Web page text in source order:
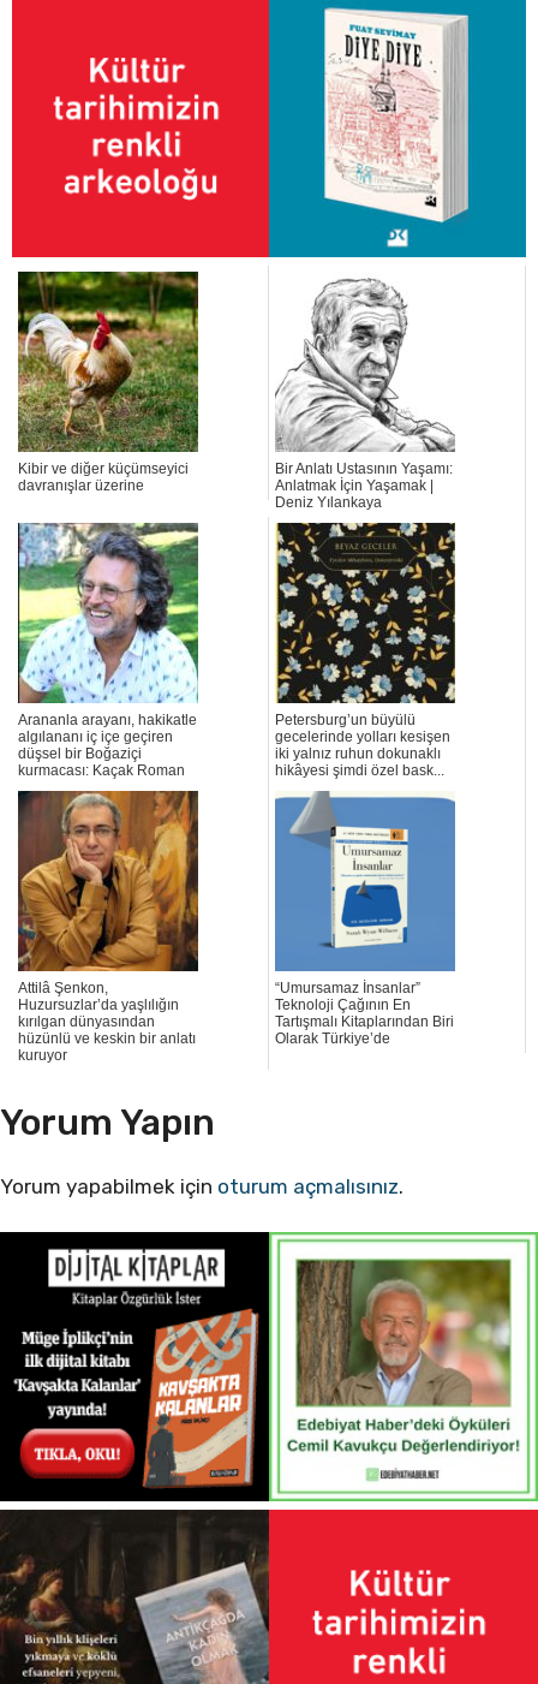
Kibir ve diğer küçümseyici
davranışlar üzerine
Bir Anlatı Ustasının Yaşamı:
Anlatmak İçin Yaşamak |
Deniz Yılankaya
Arananla arayanı, hakikatle
algılananı iç içe geçiren
düşsel bir Boğaziçi
kurmacası: Kaçak Roman
Petersburg’un büyülü
gecelerinde yolları kesişen
iki yalnız ruhun dokunaklı
hikâyesi şimdi özel bask...
Attilâ Şenkon,
Huzursuzlar’da yaşlılığın
kırılgan dünyasından
hüzünlü ve keskin bir anlatı
kuruyor
“Umursamaz İnsanlar”
Teknoloji Çağının En
Tartışmalı Kitaplarından Biri
Olarak Türkiye’de
Yorum Yapın
Yorum yapabilmek için oturum açmalısınız.